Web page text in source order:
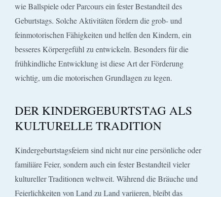
wie Ballspiele oder Parcours ein fester Bestandteil des
Geburtstags. Solche Aktivitäten fördern die grob- und
feinmotorischen Fähigkeiten und helfen den Kindern, ein
besseres Körpergefühl zu entwickeln. Besonders für die
frühkindliche Entwicklung ist diese Art der Förderung
wichtig, um die motorischen Grundlagen zu legen.
DER KINDERGEBURTSTAG ALS
KULTURELLE TRADITION
Kindergeburtstagsfeiern sind nicht nur eine persönliche oder
familiäre Feier, sondern auch ein fester Bestandteil vieler
kultureller Traditionen weltweit. Während die Bräuche und
Feierlichkeiten von Land zu Land variieren, bleibt das